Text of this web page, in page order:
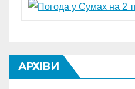
АРХІВИ